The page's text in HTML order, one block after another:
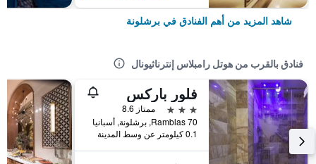
شاهد المزيد من أهم الفنادق في برشلونة
فنادق بالقرب من هوتل رامبلاس إنترناثيونال
فلور باركس
3 نجوم
ممتاز 8.6
70 Ramblas, برشلونة, أسبانيا
0.1 كيلومتر عن وسط المدينة